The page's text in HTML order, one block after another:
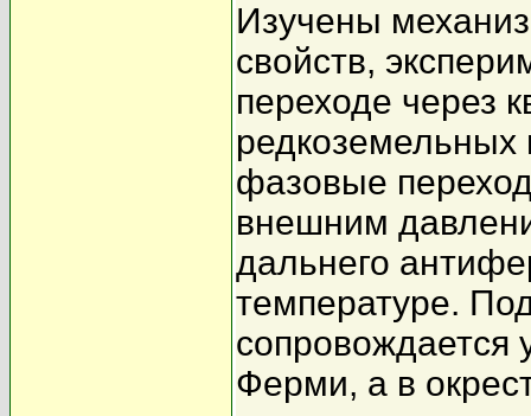
Изучены
свойств,
переходе через
фазовые
внешним
дальнего
температуре.
сопровождается
Ферми, а в